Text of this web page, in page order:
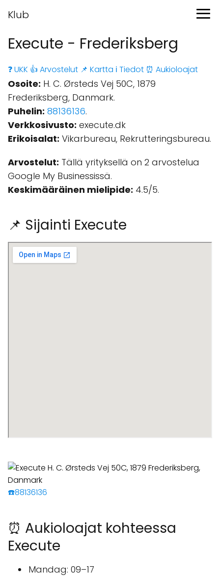
Klub
Execute - Frederiksberg
❓ UKK 👍 Arvostelut 📌 Kartta ℹ️ Tiedot ⏰ Aukioloajat
Osoite: H. C. Ørsteds Vej 50C, 1879
Frederiksberg, Danmark.
Puhelin: 88136136.
Verkkosivusto: execute.dk
Erikoisalat: Vikarbureau, Rekrutteringsbureau.
Arvostelut: Tällä yrityksellä on 2 arvostelua
Google My Businessissä.
Keskimääräinen mielipide: 4.5/5.
📌 Sijainti Execute
☎️88136136
⏰ Aukioloajat kohteessa
Execute
Mandag: 09–17